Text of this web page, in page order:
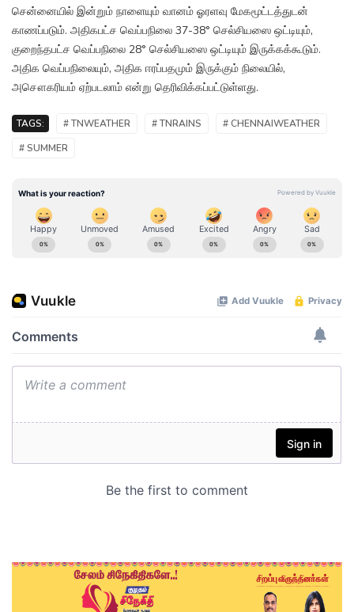
சென்னையில் இன்றும் நாளையும் வானம் ஓரளவு மேகமூட்டத்துடன்
காணப்படும். அதிகபட்ச வெப்பநிலை 37-38° செல்சியஸை ஒட்டியும்,
குறைந்தபட்ச வெப்பநிலை 28° செல்சியஸை ஒட்டியும் இருக்கக்கூடும்.
அதிக வெப்பநிலையும், அதிக ஈரப்பதமும் இருக்கும் நிலையில்,
அசௌகரியம் ஏற்படலாம் என்று தெரிவிக்கப்பட்டுள்ளது.
TAGS: # TNWEATHER # TNRAINS
# CHENNAIWEATHER
# SUMMER